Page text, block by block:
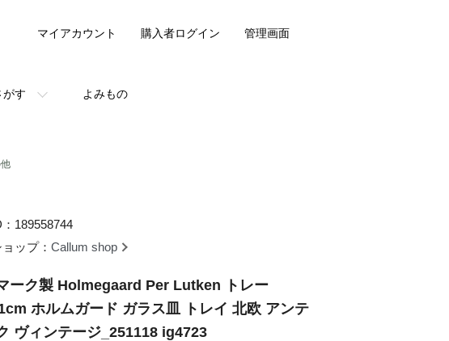
がす よみもの
マイアカウント 購入者ログイン 管理画面
189558744
ップ： Callum shop
ーク製 Holmegaard Per Lutken トレー
ホルムガード ガラス皿 トレイ 北欧 アンテ
ヴィンテージ_251118 ig4723